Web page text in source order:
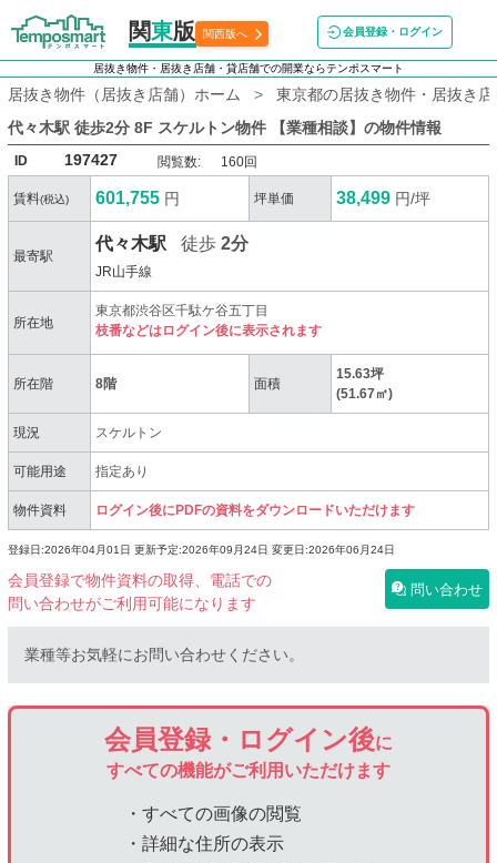
関東版 関西版へ 会員登録・ログイン
居抜き物件・居抜き店舗・貸店舗での開業ならテンポスマート
居抜き物件（居抜き店舗）ホーム
東京都の居抜き物件・居抜き
代々木駅 徒歩2分 8F スケルトン物件 【業種相談】 の物件情報
ID 197427 閲覧数: 160回
賃料(税込) 601,755 円 坪単価 38,499 円/坪
最寄駅
代々木駅 徒歩2分
JR山手線
所在地
東京都渋谷区千駄ケ谷五丁目
枝番などはログイン後に表示されます
所在階 8階 面積
15.63坪
(51.67㎡)
現況 スケルトン
可能用途 指定あり
物件資料 ログイン後にPDFの資料をダウンロードいただけます
登録日:2026年04月01日 更新予定:2026年09月24日 変更日:2026年06月24日
会員登録で物件資料の取得、電話での
問い合わせがご利用可能になります
問い合わせ
業種等お気軽にお問い合わせください。
会員登録・ログイン後に
すべての機能がご利用いただけます
・すべての画像の閲覧
・詳細な住所の表示